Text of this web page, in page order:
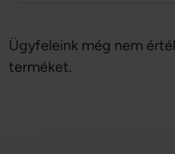
Ügyfeleink még nem
terméket.